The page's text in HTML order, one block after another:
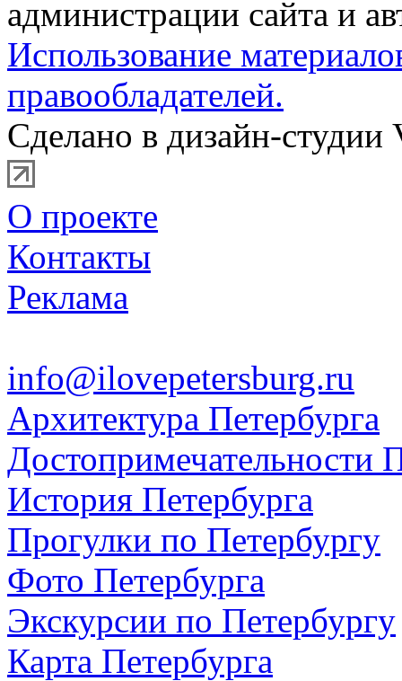
администрации сайта и
Использование
правообладателей.
Сделано в дизайн-студии
О проекте
Контакты
Реклама
info@ilovepetersburg.ru
Архитектура Петербурга
Достопримечательности
История Петербурга
Прогулки по Петербургу
Фото Петербурга
Экскурсии по Петербургу
Карта Петербурга